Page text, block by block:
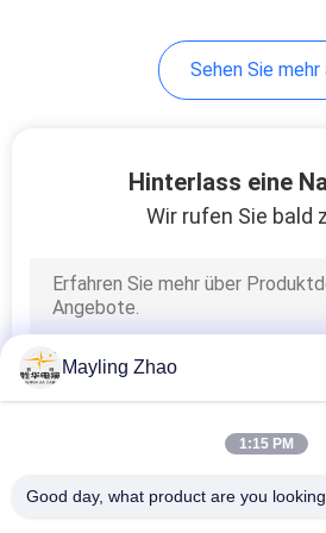
Sehen Sie mehr
Hinterlass eine
Wir rufen Sie bald
Mayling Zhao
1:15 PM
Good day, what product are you